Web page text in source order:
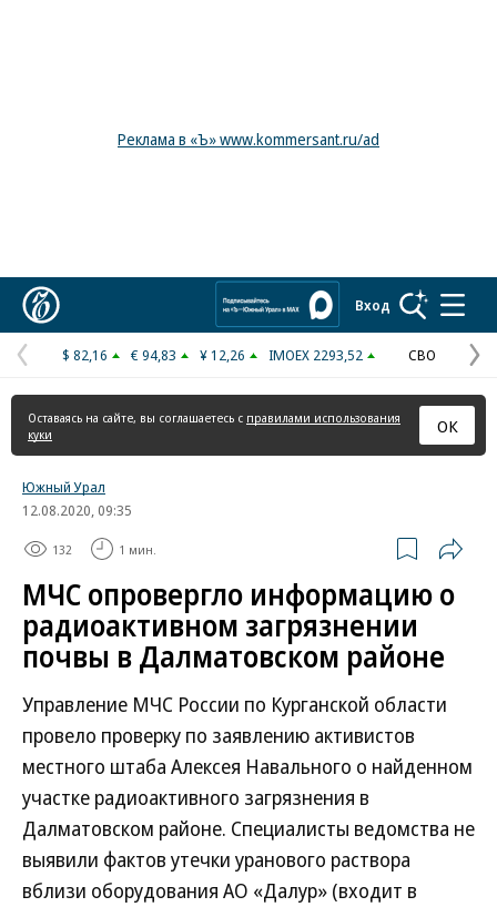
Реклама в «Ъ» www.kommersant.ru/ad
Вход
Предыдущая
страница
$ 82,16 € 94,83 ¥ 12,26 IMOEX 2293,52 СВО
Оставаясь на сайте, вы соглашаетесь с правилами использования
куки
ОК
Южный Урал
12.08.2020, 09:35
132 1 мин.
МЧС опровергло информацию о
радиоактивном загрязнении
почвы в Далматовском районе
Управление МЧС России по Курганской области
провело проверку по заявлению активистов
местного штаба Алексея Навального о найденном
участке радиоактивного загрязнения в
Далматовском районе. Специалисты ведомства не
выявили фактов утечки уранового раствора
вблизи оборудования АО «Далур» (входит в